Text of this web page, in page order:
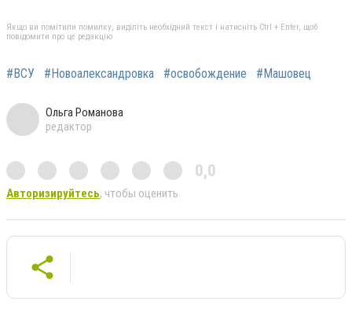
Якщо ви помітили помилку, виділіть необхідний текст і натисніть Ctrl + Enter, щоб
повідомити про це редакцію
#ВСУ #Новоалександровка #освобождение #Машовец
Ольга Романова
редактор
0,0
Авторизируйтесь, чтобы оценить